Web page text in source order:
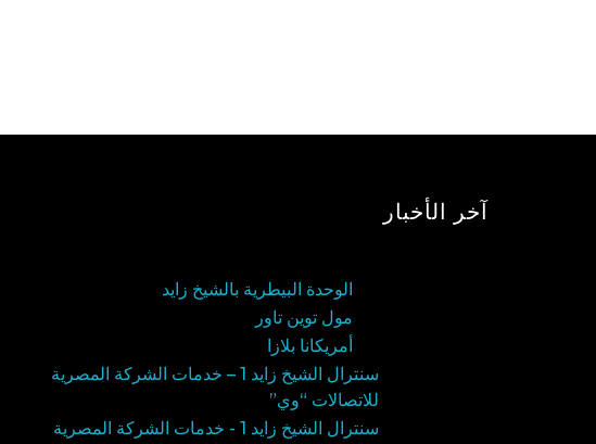
آخر الأخبار
الوحدة البيطرية بالشيخ زايد
مول توين تاور
أمريكانا بلازا
سنترال الشيخ زايد 1 – خدمات الشركة المصرية
للاتصالات “وي”
سنترال الشيخ زايد 1 - خدمات الشركة المصرية